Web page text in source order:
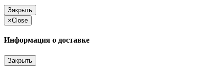
Закрыть
×Close
Информация о доставке
Закрыть